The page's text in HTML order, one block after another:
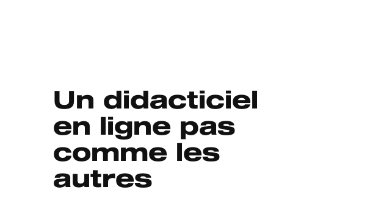
Un didacticiel
en ligne pas
comme les
autres